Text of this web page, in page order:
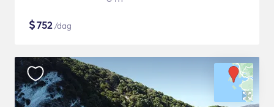
$752/dag